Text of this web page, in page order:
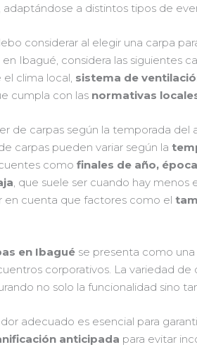
a distintos tipos de
considerar al elegir una carpa
Ibagué, considera las siguientes
clima local, sistema de
cumpla con las normativas
de carpas según la temporada del
carpas pueden variar según la
comofinales de año,
, que suele ser cuando hay
en cuenta que factores como el
en Ibagué se presenta como
corporativos. La variedad
no solo la funcionalidad sino
adecuado es esencial para
anticipada para evitar